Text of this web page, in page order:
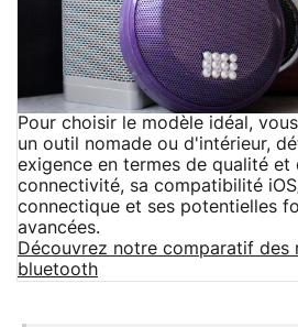
Pour choisir le modèle idéal,
un outil nomade ou d'intérieur,
exigence en termes de qualité et
connectivité, sa compatibilité
connectique et ses potentielles
avancées.
Découvrez notre comparatif des
bluetooth